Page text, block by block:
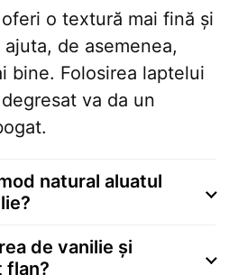
o textură mai fină și
de asemenea,
bine. Folosirea laptelui
va da un
natural aluatul
de vanilie și
flan?